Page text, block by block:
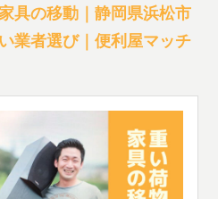
具の移動｜静岡県浜松市
業者選び｜便利屋マッチ